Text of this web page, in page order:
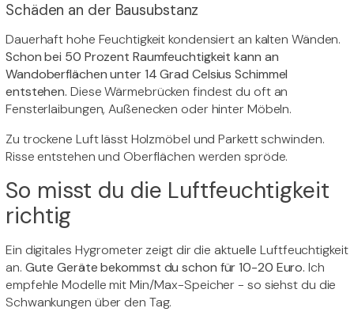
Schäden an der Bausubstanz
Dauerhaft hohe Feuchtigkeit kondensiert an kalten Wänden.
Schon bei 50 Prozent Raumfeuchtigkeit kann an
Wandoberflächen unter 14 Grad Celsius Schimmel
entstehen. Diese Wärmebrücken findest du oft an
Fensterlaibungen, Außenecken oder hinter Möbeln.
Zu trockene Luft lässt Holzmöbel und Parkett schwinden.
Risse entstehen und Oberflächen werden spröde.
So misst du die Luftfeuchtigkeit
richtig
Ein digitales Hygrometer zeigt dir die aktuelle Luftfeuchtigkeit
an. Gute Geräte bekommst du schon für 10-20 Euro. Ich
empfehle Modelle mit Min/Max-Speicher - so siehst du die
Schwankungen über den Tag.